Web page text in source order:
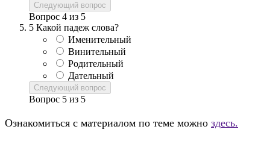
Следующий вопрос
Вопрос 4 из 5
5 Какой падеж слова?
Именительный
Винительный
Родительный
Дательный
Следующий вопрос
Вопрос 5 из 5
Ознакомиться с материалом по теме можно здесь.